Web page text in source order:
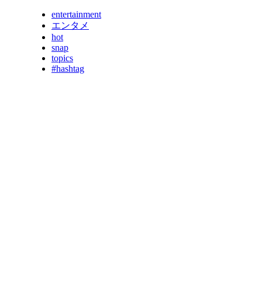
entertainment
エンタメ
hot
snap
topics
#hashtag